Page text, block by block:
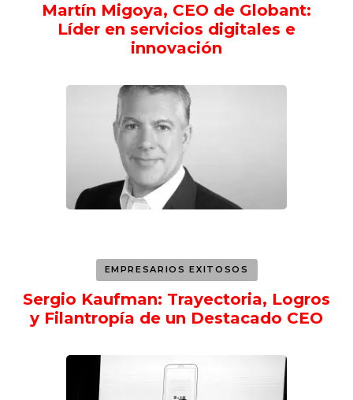
Martín Migoya, CEO de Globant:
Líder en servicios digitales e
innovación
EMPRESARIOS EXITOSOS
Sergio Kaufman: Trayectoria, Logros
y Filantropía de un Destacado CEO